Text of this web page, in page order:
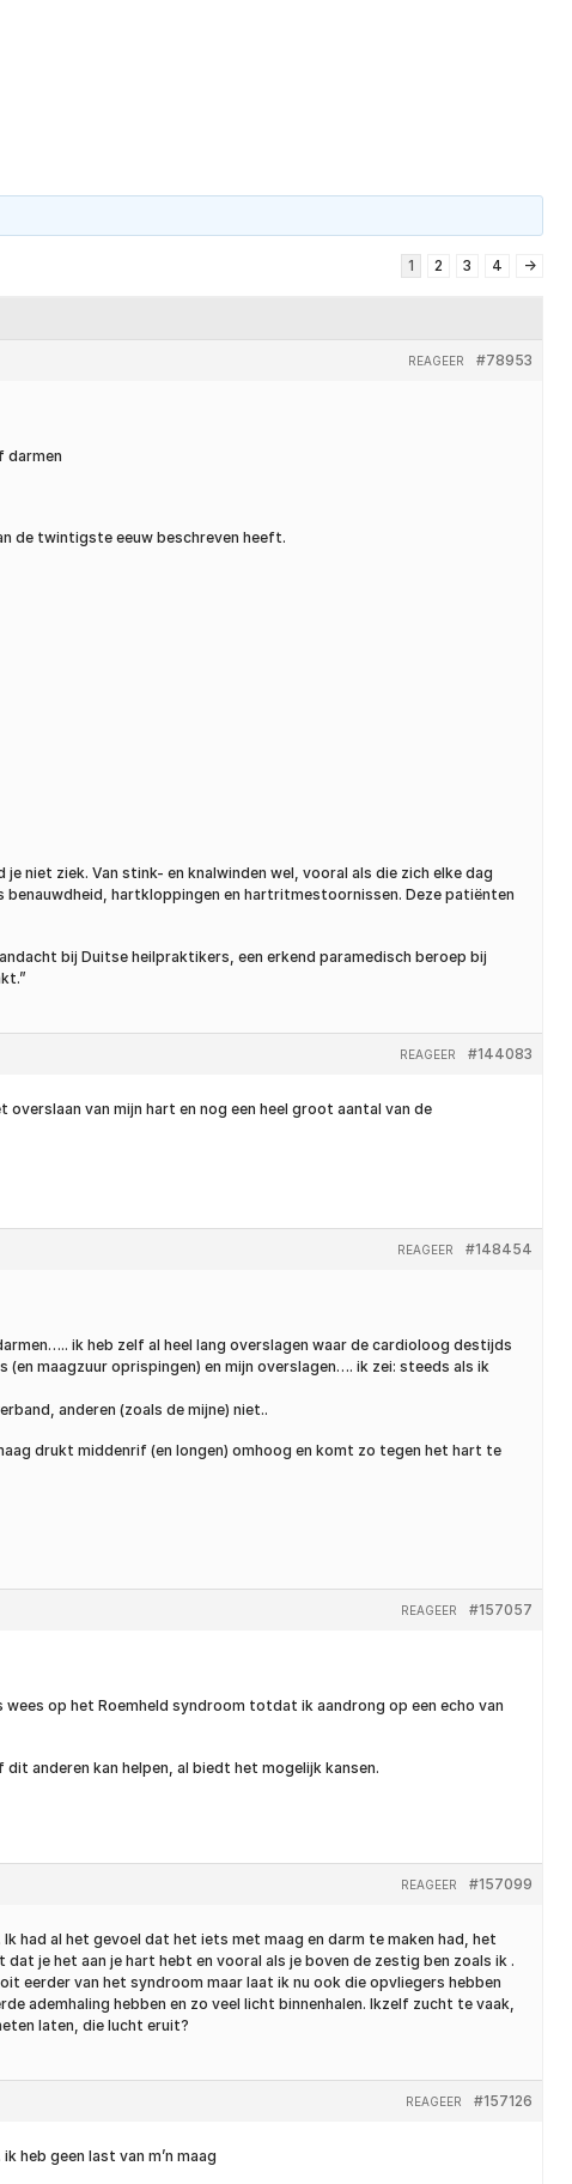
1 2 3 4 →
#78953
REAGEER
darmen
de twintigste eeuw beschreven heeft.
niet ziek. Van stink- en knalwinden wel, vooral als die zich elke dag
hartkloppingen en hartritmestoornissen. Deze patiënten
bij Duitse heilpraktikers, een erkend paramedisch beroep bij
#144083
REAGEER
van mijn hart en nog een heel groot aantal van de
#148454
REAGEER
ik heb zelf al heel lang overslagen waar de cardioloog destijds
maagzuur oprispingen) en mijn overslagen…. ik zei: steeds als ik
anderen (zoals de mijne) niet..
drukt middenrif (en longen) omhoog en komt zo tegen het hart te
#157057
REAGEER
op het Roemheld syndroom totdat ik aandrong op een echo van
anderen kan helpen, al biedt het mogelijk kansen.
#157099
REAGEER
had al het gevoel dat het iets met maag en darm te maken had, het
je het aan je hart hebt en vooral als je boven de zestig ben zoals ik .
eerder van het syndroom maar laat ik nu ook die opvliegers hebben
ademhaling hebben en zo veel licht binnenhalen. Ikzelf zucht te vaak,
laten, die lucht eruit?
#157126
REAGEER
heb geen last van m’n maag